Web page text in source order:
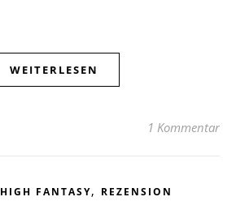
WEITERLESEN
1 Kommentar
HIGH FANTASY, REZENSION